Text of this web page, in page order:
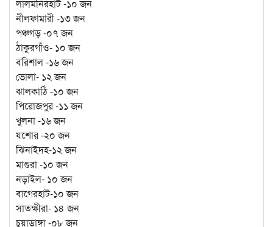
লালমনিরহাট -১০ জন
নীলফামারী -১৩ জন
পঞ্চগড় -০৭ জন
ঠাকুরগাঁও- ১০ জন
বরিশাল -১৬ জন
ভোলা- ১২ জন
ঝালকাঠি -১০ জন
পিরোজপুর -১১ জন
খুলনা -১৬ জন
যশোর -২০ জন
ঝিনাইদহ-১২ জন
মাগুরা -১০ জন
নড়াইল- ১০ জন
বাগেরহাট-১০ জন
সাতক্ষীরা- ১৪ জন
চুয়াডাঙ্গা -০৮ জন